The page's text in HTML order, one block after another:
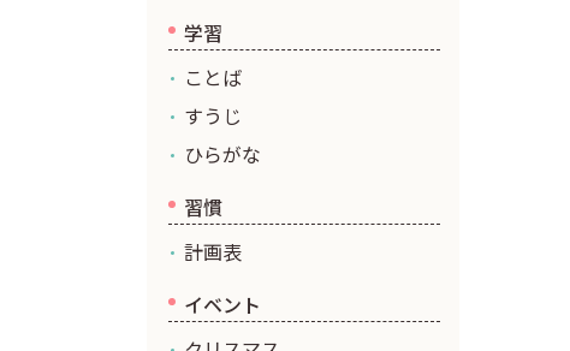
学習
ことば
すうじ
ひらがな
習慣
計画表
イベント